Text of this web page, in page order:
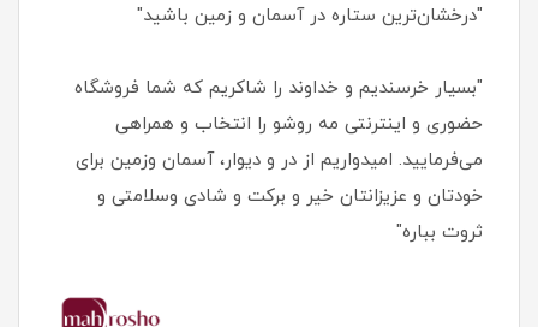
"درخشان‌ترین ستاره در آسمان و زمین باشید"
"بسیار خرسندیم و خداوند را شاکریم که شما فروشگاه
حضوری و اینترنتی مه روشو را انتخاب و همراهی
می‌فرمایید. امیدواریم از در و دیوار، آسمان وزمین برای
خودتان و عزیزانتان خیر و برکت و شادی وسلامتی و
ثروت بباره"